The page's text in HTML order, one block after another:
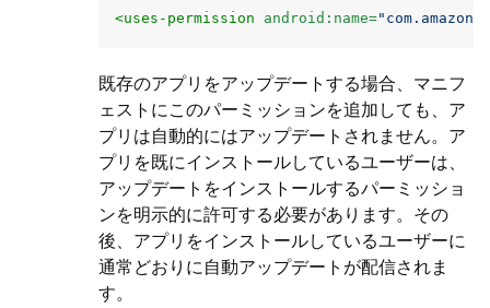
<uses-permission android:name=
既存のアプリをアップデートする場合、マニフ
ェストにこのパーミッションを追加しても、ア
プリは自動的にはアップデートされません。ア
プリを既にインストールしているユーザーは、
アップデートをインストールするパーミッショ
ンを明示的に許可する必要があります。その
後、アプリをインストールしているユーザーに
通常どおりに自動アップデートが配信されま
す。